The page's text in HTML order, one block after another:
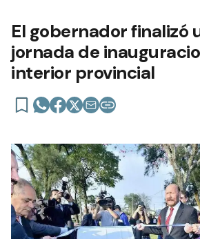
El gobernador finalizó
jornada de
interior provincial